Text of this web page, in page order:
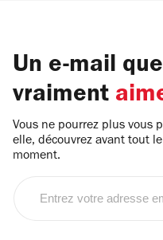
Un e-mail
vraiment
Vous ne pourrez plus vous
elle, découvrez avant tout
moment.